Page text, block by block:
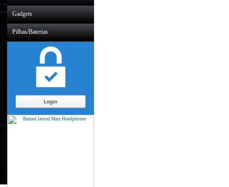
Gadgets
Pilhas/Baterias